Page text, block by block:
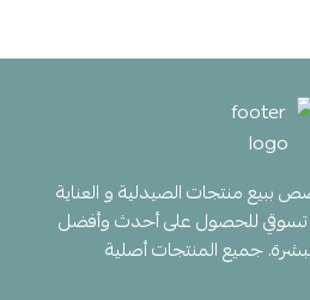
ببيع منتجات الصيدلية و العناية
للحصول على أحدث وأفضل
جميع المنتجات أصلية